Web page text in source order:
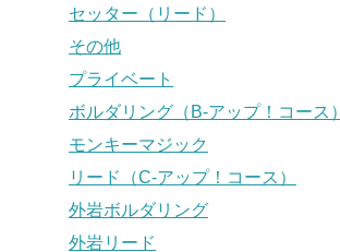
セッター（リード）
その他
プライベート
ボルダリング（B-アップ！コース）
モンキーマジック
リード（C-アップ！コース）
外岩ボルダリング
外岩リード